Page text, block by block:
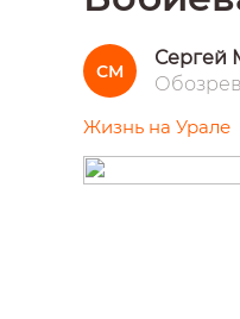
СМ
Сергей
Жизнь на Урале